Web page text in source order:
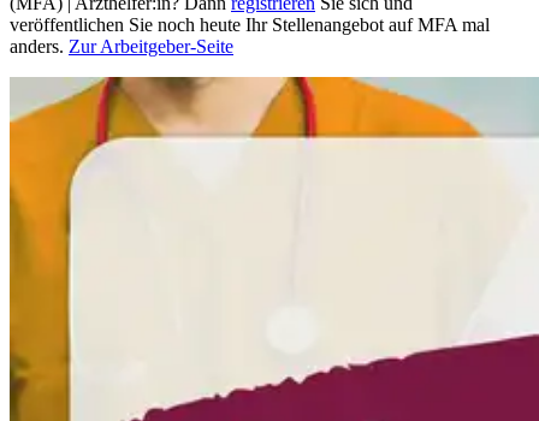
veröffentlichen Sie noch heute Ihr Stellenangebot auf MFA mal
anders. Zur Arbeitgeber-Seite